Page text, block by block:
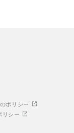
ポリシー
リシー